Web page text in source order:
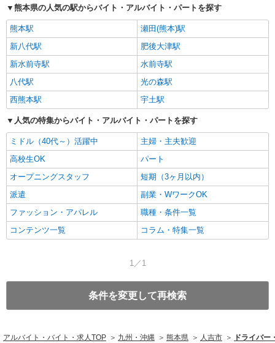
熊本県の人気の駅からバイト・アルバイト・パートを探す
熊本駅
瀬田(熊本)駅
新八代駅
肥後大津駅
新水前寺駅
水前寺駅
八代駅
光の森駅
西熊本駅
宇土駅
人気の特集からバイト・アルバイト・パートを探す
ミドル（40代～）活躍中
主婦・主夫歓迎
高校生OK
パート
オープニングスタッフ
短期（3ヶ月以内）
派遣
副業・WワークOK
ファッション・アパレル
職種・条件一覧
コンテンツ一覧
コラム・特集一覧
1／1
条件を変更して再検索
アルバイト・バイト・求人TOP 九州・沖縄 熊本県 人吉市 ドライバ